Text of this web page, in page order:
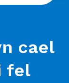
cael
fel